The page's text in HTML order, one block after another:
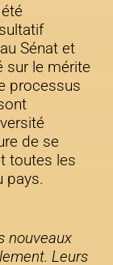
Sénat et
sur le mérite
processus
de se
toutes les
pays.
nouveaux
Leurs